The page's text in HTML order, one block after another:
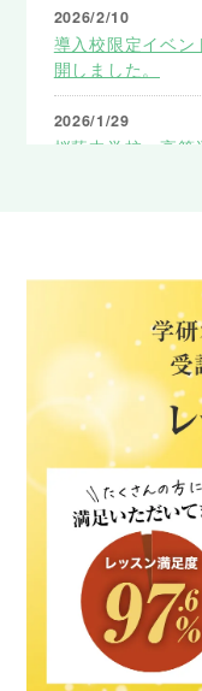
2026/2/10
導入校限定イベ
開しました。
2026/1/29
桜蔭中学校・高等
2025/12/22
富士見丘中学高
2025/12/4
セミナーのアー
2025/9/9
今年も開催！9/
デマンドセミナー
2025/7/8
藤枝明誠中高の
2025/6/25
2025年7月29日-
先生によるオン